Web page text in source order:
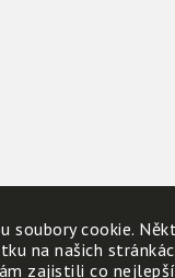
cookie.
na našich
zajistili co